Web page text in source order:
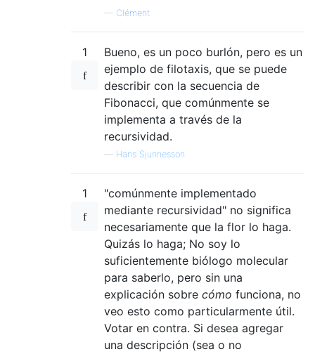
— Clément
1
Bueno, es un poco burlón, pero es un
ejemplo de filotaxis, que se puede
describir con la secuencia de
Fibonacci, que comúnmente se
implementa a través de la
recursividad.
— Hans Sjunnesson
1
"comúnmente implementado
mediante recursividad" no significa
necesariamente que la flor lo haga.
Quizás lo haga; No soy lo
suficientemente biólogo molecular
para saberlo, pero sin una
explicación sobre cómo funciona, no
veo esto como particularmente útil.
Votar en contra. Si desea agregar
una descripción (sea o no